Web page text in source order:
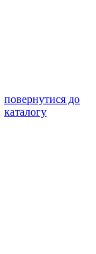
повернутися до
каталогу